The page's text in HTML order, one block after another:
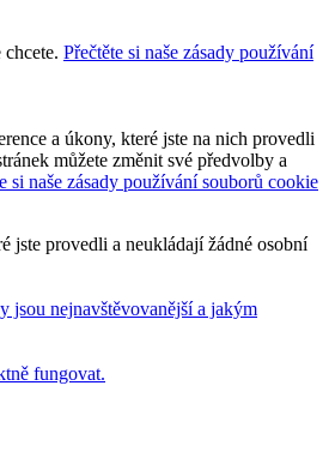
Přečtěte si naše zásady používání
a úkony, které jste na nich provedli
můžete změnit své předvolby a
si naše zásady používání souborů cookie
jste provedli a neukládají žádné osobní
jsou nejnavštěvovanější a jakým
fungovat.